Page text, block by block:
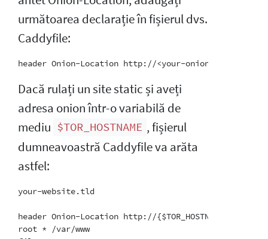
următoarea declarație în fișierul dvs.
Caddyfile:
Dacă rulați un site static și aveți
adresa onion într-o variabilă de
mediu $TOR_HOSTNAME , fișierul
dumneavoastră Caddyfile va arăta
astfel:
your-website.tld
header Onion-Location http://{$TOR_HOSTNAME}{path}
root * /var/www